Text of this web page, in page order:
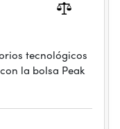
tecnológicos
la bolsa Peak